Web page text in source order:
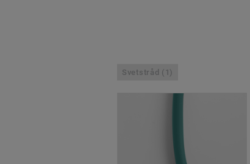
Svetstråd (1)